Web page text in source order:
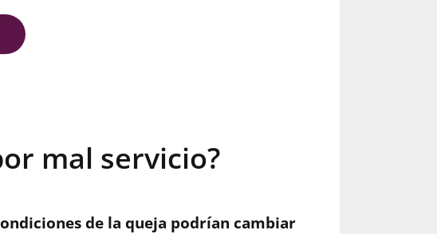
mal servicio?
de la queja podrían cambiar